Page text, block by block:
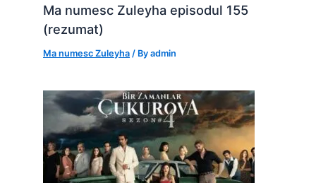
Ma numesc Zuleyha episodul 155
(rezumat)
Ma numesc Zuleyha / Byadmin